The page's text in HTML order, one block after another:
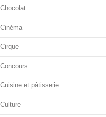
Chocolat
Cinéma
Cirque
Concours
Cuisine et pâtisserie
Culture